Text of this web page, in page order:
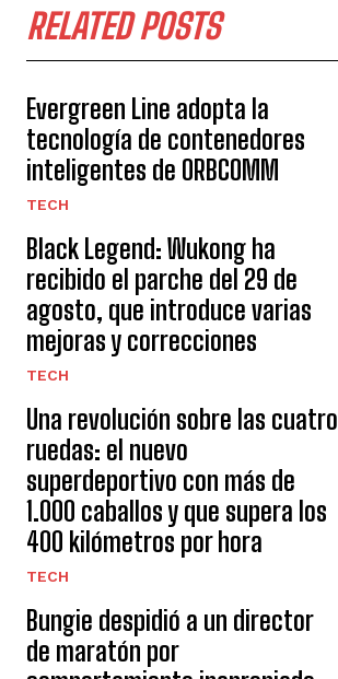
RELATED POSTS
Evergreen Line adopta la
tecnología de contenedores
inteligentes de ORBCOMM
TECH
Black Legend: Wukong ha
recibido el parche del 29 de
agosto, que introduce varias
mejoras y correcciones
TECH
Una revolución sobre las cuatro
ruedas: el nuevo
superdeportivo con más de
1.000 caballos y que supera los
400 kilómetros por hora
TECH
Bungie despidió a un director
de maratón por